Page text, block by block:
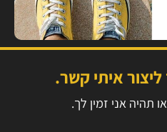
ליצור איתי קשר.
תהיה אני זמין לך.